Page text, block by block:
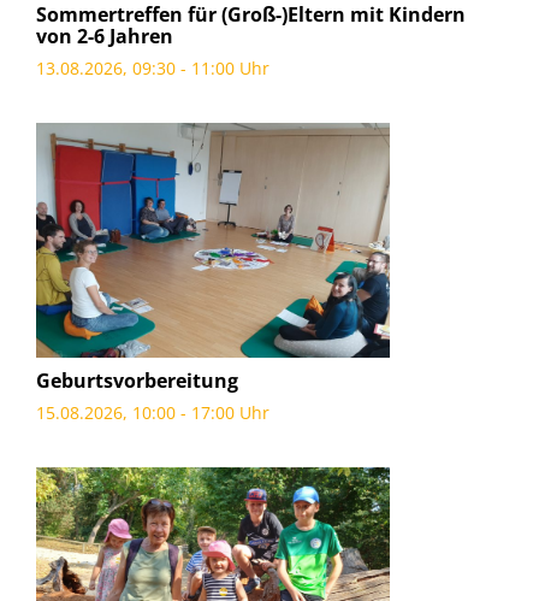
Sommertreffen für (Groß-)Eltern mit Kindern
von 2-6 Jahren
13.08.2026, 09:30 - 11:00 Uhr
Geburtsvorbereitung
15.08.2026, 10:00 - 17:00 Uhr